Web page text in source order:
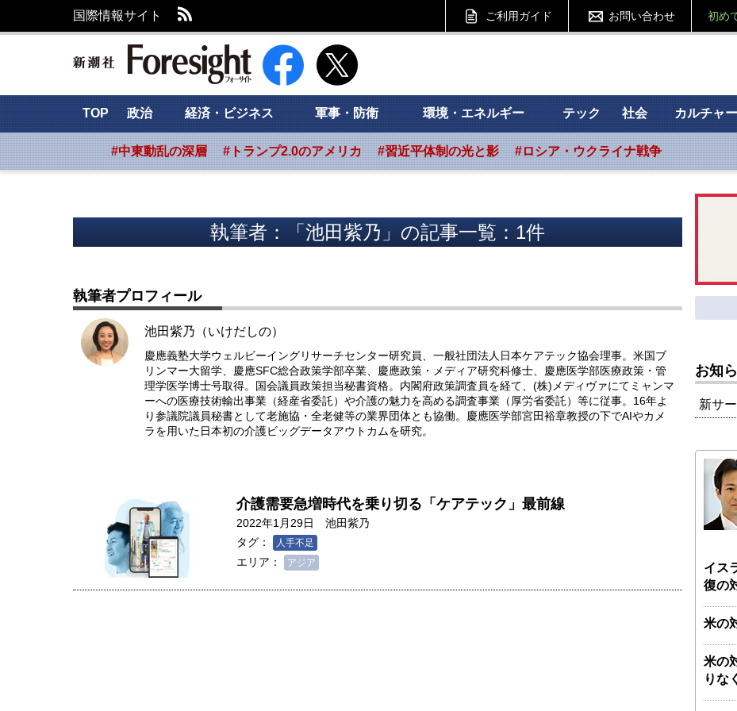
国際情報サイト ご利用ガイド お問い合わせ 初め
新潮社 Foresight フォーサイト
TOP 政治 経済・ビジネス 軍事・防衛 環境・エネルギー テック 社会 カルチャー
#中東動乱の深層 #トランプ2.0のアメリカ #習近平体制の光と影 #ロシア・ウクライナ戦争
執筆者：「池田紫乃」の記事一覧：1件
執筆者プロフィール
池田紫乃（いけだしの）
慶應義塾大学ウェルビーイングリサーチセンター研究員、一般社団法人日本ケアテック協会理事。米国ブ
リンマー大留学、慶應SFC総合政策学部卒業、慶應政策・メディア研究科修士、慶應医学部医療政策・管
理学医学博士号取得。国会議員政策担当秘書資格。内閣府政策調査員を経て、(株)メディヴァにてミャンマ
ーへの医療技術輸出事業（経産省委託）や介護の魅力を高める調査事業（厚労省委託）等に従事。16年よ
り参議院議員秘書として老施協・全老健等の業界団体とも協働。慶應医学部宮田裕章教授の下でAIやカメ
ラを用いた日本初の介護ビッグデータアウトカムを研究。
介護需要急増時代を乗り切る「ケアテック」最前線
2022年1月29日
池田紫乃
タグ：
人手不足
エリア： アジア
お知
新サ
イス
復の
米の
米の
りな